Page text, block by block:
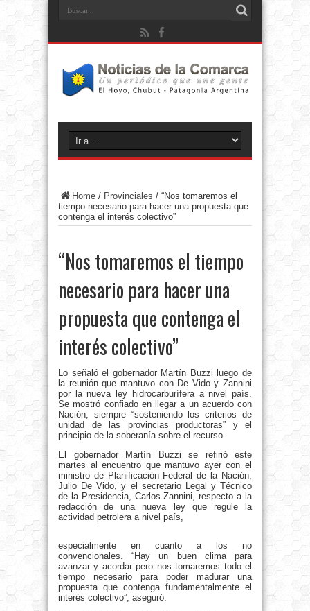
Home / Provinciales / “Nos tomaremos el
tiempo necesario para hacer una propuesta que
contenga el interés colectivo”
“Nos tomaremos el tiempo
necesario para hacer una
propuesta que contenga el
interés colectivo”
Lo señaló el gobernador Martín Buzzi luego de
la reunión que mantuvo con De Vido y Zannini
por la nueva ley hidrocarburífera a nivel país.
Se mostró confiado en llegar a un acuerdo con
Nación, siempre “sosteniendo los criterios de
unidad de las provincias productoras” y el
principio de la soberanía sobre el recurso.
El gobernador Martín Buzzi se refirió este
martes al encuentro que mantuvo ayer con el
ministro de Planificación Federal de la Nación,
Julio De Vido, y el secretario Legal y Técnico
de la Presidencia, Carlos Zannini, respecto a la
redacción de una nueva ley que regule la
actividad petrolera a nivel país,
especialmente en cuanto a los no
convencionales. “Hay un buen clima para
avanzar y acordar pero nos tomaremos todo el
tiempo necesario para poder madurar una
propuesta que contenga fundamentalmente el
interés colectivo”, aseguró.